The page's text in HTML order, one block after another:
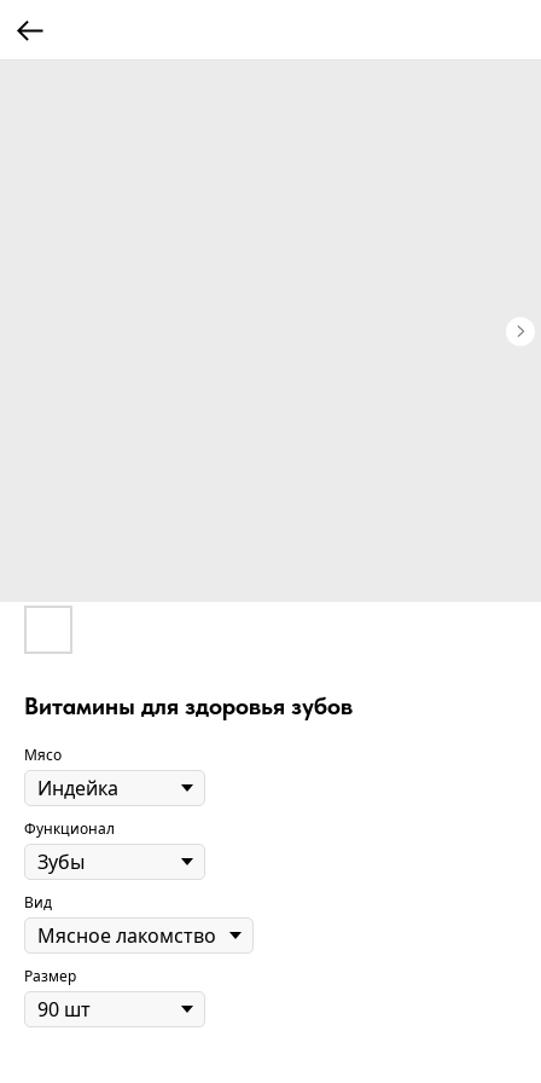
Витамины для здоровья зубов
Мясо
Функционал
Вид
Размер